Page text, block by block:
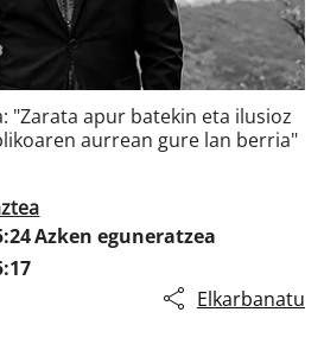
"Zarata apur batekin eta ilusioz
aurrean gure lan berria"
Azken eguneratzea
Elkarbanatu